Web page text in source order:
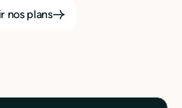
nos plans